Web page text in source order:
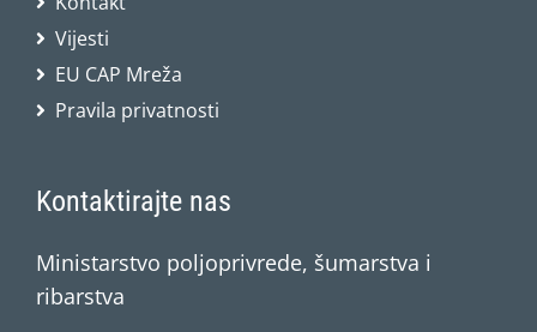
Vijesti
EU CAP Mreža
Pravila privatnosti
Kontaktirajte nas
Ministarstvo poljoprivrede, šumarstva i
ribarstva